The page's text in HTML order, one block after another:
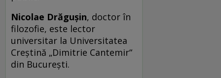
Nicolae Drăguşin, doctor în
filozofie, este lector
universitar la Universitatea
Creştină „Dimitrie Cantemir“
din Bucureşti.